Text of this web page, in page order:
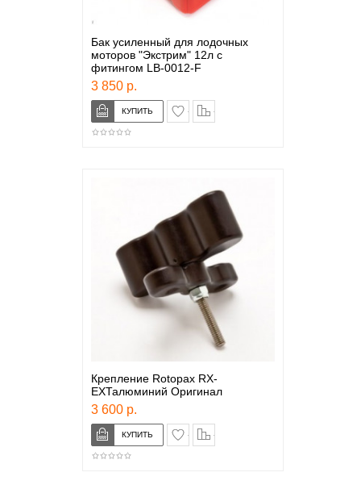
Бак усиленный для лодочных
моторов "Экстрим" 12л с
фитингом LB-0012-F
3 850 р.
в закладки
Крепление Rotopax RX-
ЕХТалюминий Оригинал
3 600 р.
в закладки